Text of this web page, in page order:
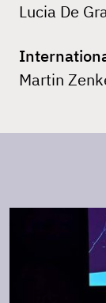
Lucia De
Martin